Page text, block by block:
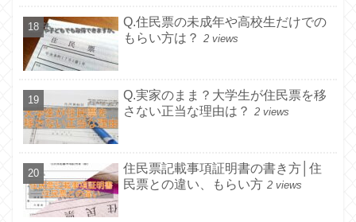
Q.住民票の未成年や高校生だけでの
もらい方は？
2 views
Q.実家のまま？大学生が住民票を移
さない正当な理由は？
2 views
住民票記載事項証明書の書き方│住
民票との違い、もらい方 2 views